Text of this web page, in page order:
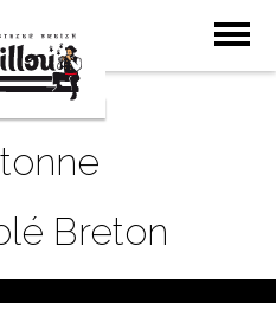
Breton